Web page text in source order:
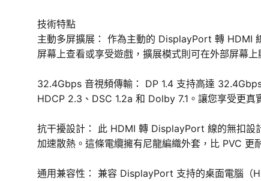
技術特點
主動多屏擴展： 作為主動的 DisplayPort 轉 HDMI
屏幕上查看或享受遊戲，擴展模式則可在外部屏幕
32.4Gbps 音視頻傳輸： DP 1.4 支持高達
HDCP 2.3、DSC 1.2a 和 Dolby 7.1。讓您享受更
抗干擾設計： 此 HDMI 轉 DisplayPort 線的無扣設
加速散熱。這條電纜擁有尼龍編織外套，比 PVC 更
通用兼容性： 兼容 DisplayPort 支持的桌面電腦（